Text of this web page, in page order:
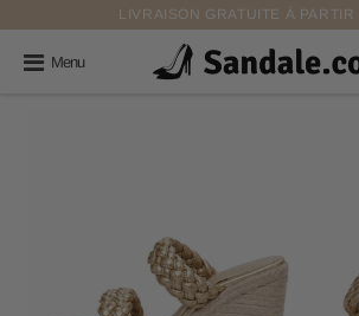
LIVRAISON GRATUITE À PARTIR
Menu